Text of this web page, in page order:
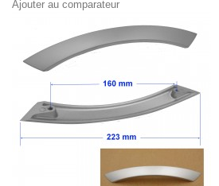
Ajouter au comparateur